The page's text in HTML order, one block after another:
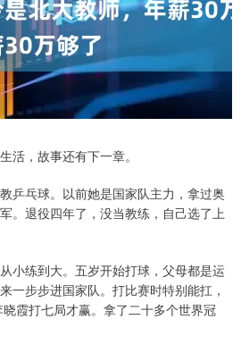
活，故事还有下一章。
乒乓球。以前她是国家队主力，拿过奥
。退役四年了，没当教练，自己选了上
小练到大。五岁开始打球，父母都是运
一步步进国家队。打比赛时特别能扛，
霞打七局才赢。拿了二十多个世界冠